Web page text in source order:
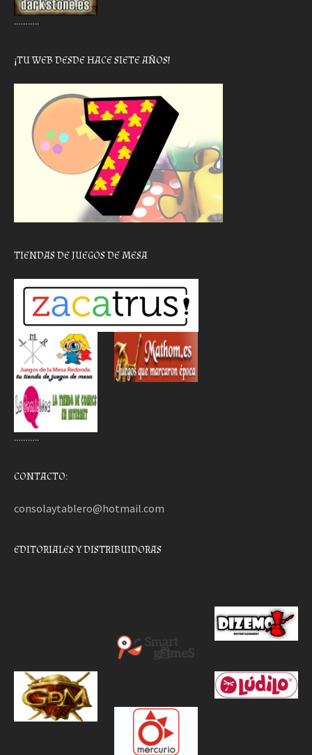
………..
¡TU WEB DESDE HACE SIETE AÑOS!
TIENDAS DE JUEGOS DE MESA
………..
CONTACTO:
consolaytablero@hotmail.com
EDITORIALES Y DISTRIBUIDORAS